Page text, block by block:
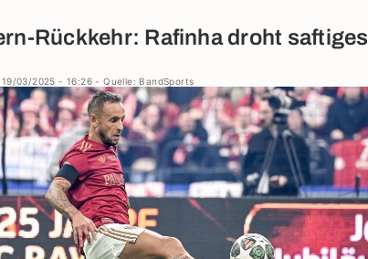
Rückkehr: Rafinha droht saftiges
03/2025 - 16:26 - Quelle: BandSports